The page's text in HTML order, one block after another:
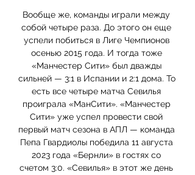
Вообще же, команды играли между
собой четыре раза. До этого он еще
успели побиться в Лиге Чемпионов
осенью 2015 года. И тогда тоже
«Манчестер Сити» был дважды
сильней — 3:1 в Испании и 2:1 дома. То
есть все четыре матча Севилья
проиграла «МанСити». «Манчестер
Сити» уже успел провести свой
первый матч сезона в АПЛ — команда
Пепа Гвардиолы победила 11 августа
2023 года «Бернли» в гостях со
счетом 3:0. «Севилья» в этот же день